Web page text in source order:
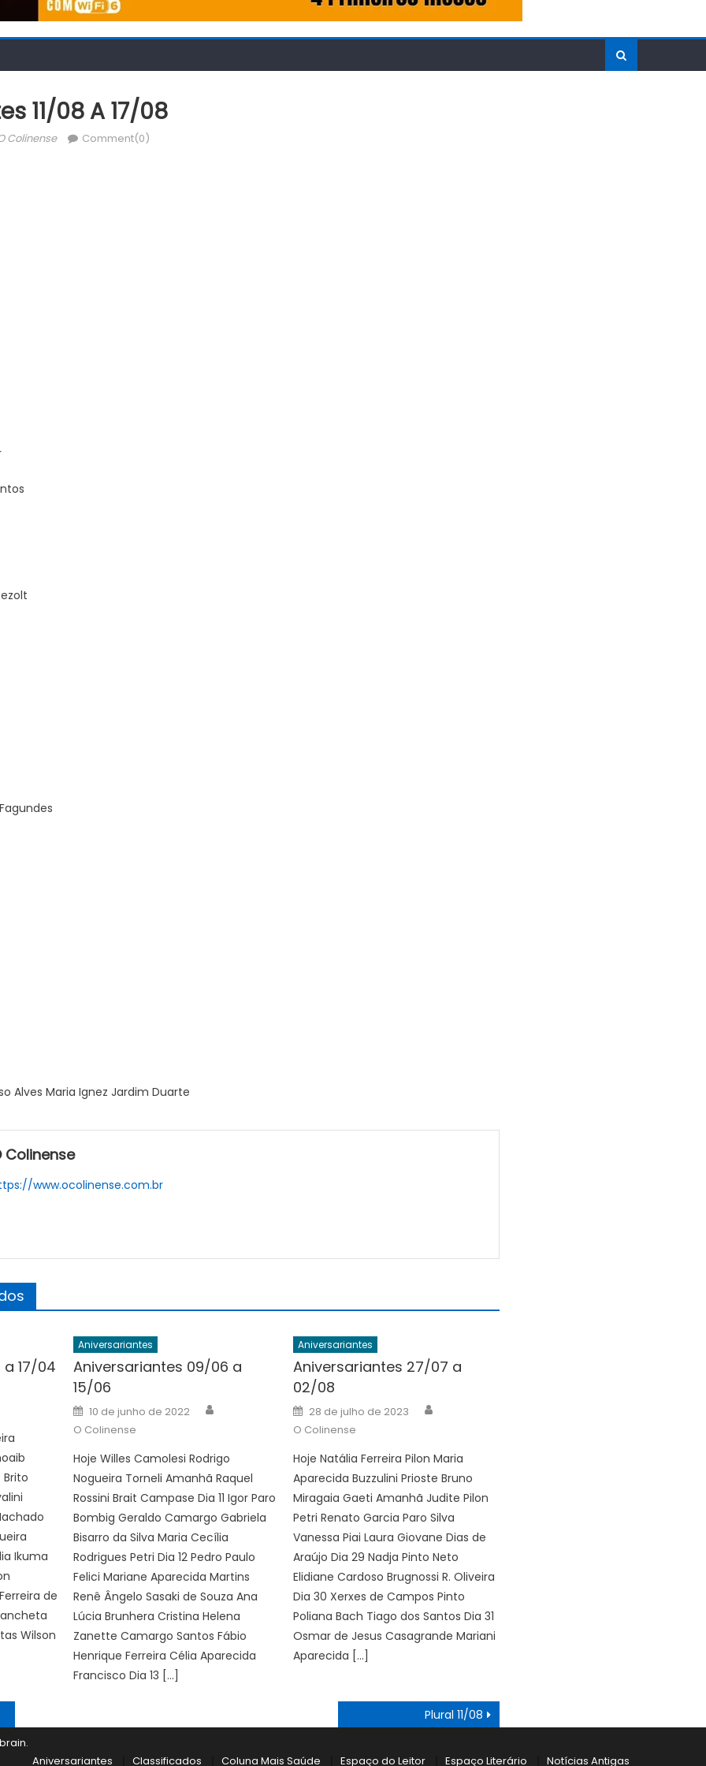
11/08 A 17/08
Colinense Comment(0)
Alves Maria Ignez Jardim Duarte
Colinense
www.ocolinense.com.br
a 17/04
Brito
Ikuma
de
Wilson
Aniversariantes
Aniversariantes 09/06 a
15/06
Posted
on
10 de junho de 2022
O Colinense
Hoje Willes Camolesi Rodrigo
Nogueira Torneli Amanhã Raquel
Rossini Brait Campase Dia 11 Igor Paro
Bombig Geraldo Camargo Gabriela
Bisarro da Silva Maria Cecília
Rodrigues Petri Dia 12 Pedro Paulo
Felici Mariane Aparecida Martins
Renê Ângelo Sasaki de Souza Ana
Lúcia Brunhera Cristina Helena
Zanette Camargo Santos Fábio
Henrique Ferreira Célia Aparecida
Francisco Dia 13 […]
Aniversariantes
Aniversariantes 27/07 a
02/08
Posted
on
28 de julho de 2023
O Colinense
Hoje Natália Ferreira Pilon Maria
Aparecida Buzzulini Prioste Bruno
Miragaia Gaeti Amanhã Judite Pilon
Petri Renato Garcia Paro Silva
Vanessa Piai Laura Giovane Dias de
Araújo Dia 29 Nadja Pinto Neto
Elidiane Cardoso Brugnossi R. Oliveira
Dia 30 Xerxes de Campos Pinto
Poliana Bach Tiago dos Santos Dia 31
Osmar de Jesus Casagrande Mariani
Aparecida […]
Plural 11/08
.
Aniversariantes
Classificados Coluna Mais Saúde Espaço do Leitor Espaço Literário Notícias Antigas